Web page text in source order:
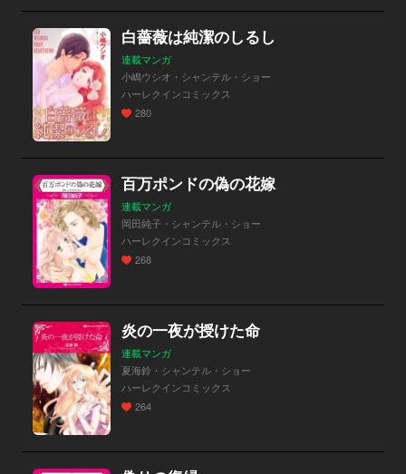
白薔薇は純潔のしるし
連載マンガ
小嶋ウシオ・シャンテル・ショー
ハーレクインコミックス
280
百万ポンドの偽の花嫁
連載マンガ
岡田純子・シャンテル・ショー
ハーレクインコミックス
268
炎の一夜が授けた命
連載マンガ
夏海鈴・シャンテル・ショー
ハーレクインコミックス
264